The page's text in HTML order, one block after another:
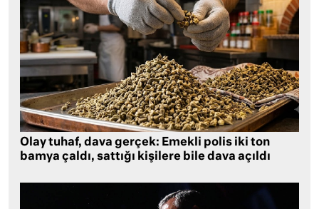
Olay tuhaf, dava gerçek: Emekli polis iki ton
bamya çaldı, sattığı kişilere bile dava açıldı